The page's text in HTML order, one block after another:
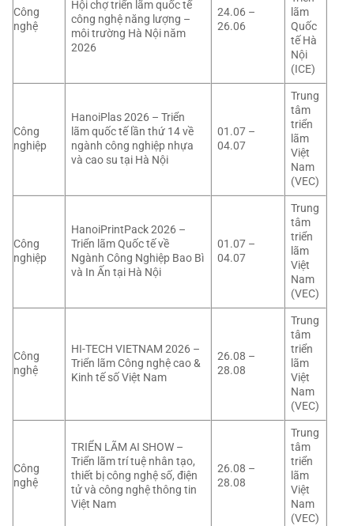
Công
nghệ
Hội chợ triển lãm quốc tế
công nghệ năng lượng –
môi trường Hà Nội năm
2026
24.06 –
26.06
lãm
Quốc
tế Hà
Nội
(ICE)
Công
nghiệp
HanoiPlas 2026 – Triển
lãm quốc tế lần thứ 14 về
ngành công nghiệp nhựa
và cao su tại Hà Nội
01.07 –
04.07
Trung
tâm
triển
lãm
Việt
Nam
(VEC)
Công
nghiệp
HanoiPrintPack 2026 –
Triển lãm Quốc tế về
Ngành Công Nghiệp Bao Bì
và In Ấn tại Hà Nội
01.07 –
04.07
Trung
tâm
triển
lãm
Việt
Nam
(VEC)
Công
nghệ
HI-TECH VIETNAM 2026 –
Triển lãm Công nghệ cao &
Kinh tế số Việt Nam
26.08 –
28.08
Trung
tâm
triển
lãm
Việt
Nam
(VEC)
Công
nghệ
TRIỂN LÃM AI SHOW –
Triển lãm trí tuệ nhân tạo,
thiết bị công nghệ số, điện
tử và công nghệ thông tin
Việt Nam
26.08 –
28.08
Trung
tâm
triển
lãm
Việt
Nam
(VEC)